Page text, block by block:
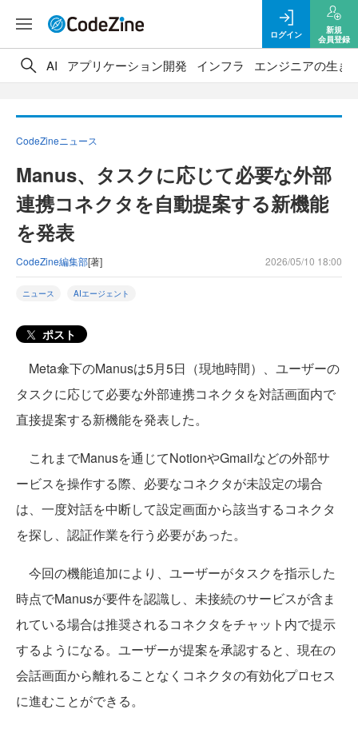
ログイン
新規
会員登録
AI アプリケーション開発 インフラ エンジニアの生き
CodeZineニュース
Manus、タスクに応じて必要な外部
連携コネクタを自動提案する新機能
を発表
CodeZine編集部[著] 2026/05/10 18:00
ニュース AIエージェント
ポスト
Meta傘下のManusは5月5日（現地時間）、ユーザーの
タスクに応じて必要な外部連携コネクタを対話画面内で
直接提案する新機能を発表した。
これまでManusを通じてNotionやGmailなどの外部サ
ービスを操作する際、必要なコネクタが未設定の場合
は、一度対話を中断して設定画面から該当するコネクタ
を探し、認証作業を行う必要があった。
今回の機能追加により、ユーザーがタスクを指示した
時点でManusが要件を認識し、未接続のサービスが含ま
れている場合は推奨されるコネクタをチャット内で提示
するようになる。ユーザーが提案を承認すると、現在の
会話画面から離れることなくコネクタの有効化プロセス
に進むことができる。